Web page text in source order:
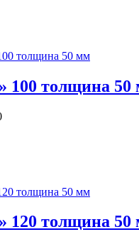
100 толщина 50
120 толщина 50